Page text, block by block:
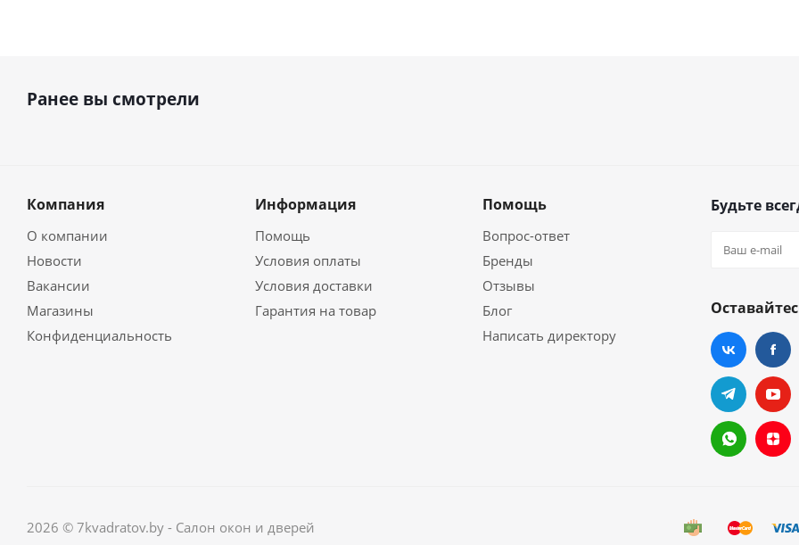
Ранее вы смотрели
Компания
О компании
Новости
Вакансии
Магазины
Конфиденциальность
Информация
Помощь
Условия оплаты
Условия доставки
Гарантия на товар
Помощь
Вопрос-ответ
Бренды
Отзывы
Блог
Написать директору
Будьте
2026 © 7kvadratov.by - Салон окон и дверей